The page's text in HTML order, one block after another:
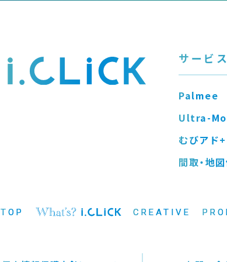
サービ
Palmee
Ultra-
むびアド+
間取・地
TOP CREATIVE